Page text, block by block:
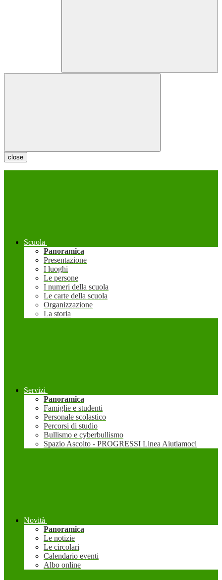
close
Scuola
Panoramica
Presentazione
I luoghi
Le persone
I numeri della scuola
Le carte della scuola
Organizzazione
La storia
Servizi
Panoramica
Famiglie e studenti
Personale scolastico
Percorsi di studio
Bullismo e cyberbullismo
Spazio Ascolto - PROGRESSI Linea Aiutiamoci
Novità
Panoramica
Le notizie
Le circolari
Calendario eventi
Albo online